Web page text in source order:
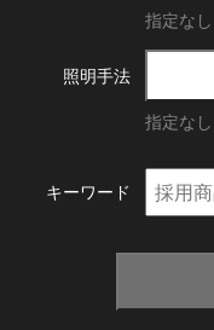
指定なし
照明手法
指定なし
キーワード